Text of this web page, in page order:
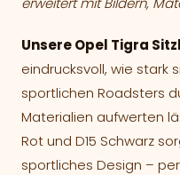
Unsere Opel Tigra
eindrucksvoll, wie stark
sportlichen Roadsters
Materialien aufwerten
Rot und D15 Schwarz
sportliches Design –
Widerruf
Bildnachweise